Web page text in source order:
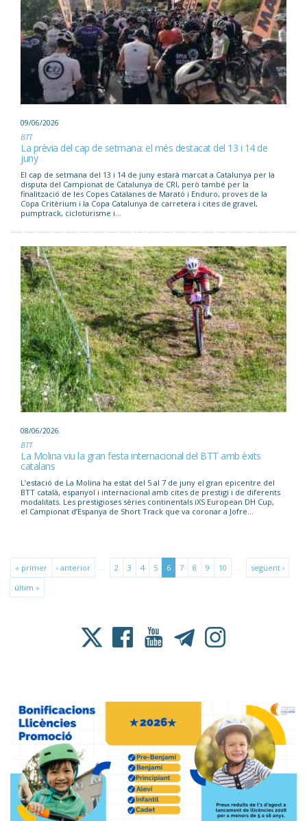
09/06/2026
BTT
La prèvia del cap de setmana: el més destacat del 13 i 14 de
juny
El cap de setmana del 13 i 14 de juny estarà marcat a Catalunya per la
disputa del Campionat de Catalunya de CRI, però també per la
finalització de les Copes Catalanes de Marató i Enduro, proves de la
Copa Critèrium i la Copa Catalunya de carretera i cites de gravel,
pumptrack, cicloturisme i...
08/06/2026
BTT
La Molina viu la gran festa internacional del BTT amb èxits
catalans
L’estació de La Molina ha estat del 5 al 7 de juny el gran epicentre del
BTT català, espanyol i internacional amb cites de prestigi i de diferents
modalitats. Les prestigioses sèries continentals iXS European DH Cup,
el Campionat d’Espanya de Short Track que va coronar a Jofre...
« primer ‹ anterior 2 3 4 5 6 7 8 9 10
següent ›
últim »